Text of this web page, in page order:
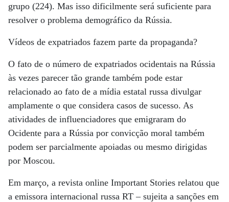
grupo (224). Mas isso dificilmente será suficiente para
resolver o problema demográfico da Rússia.
Vídeos de expatriados fazem parte da propaganda?
O fato de o número de expatriados ocidentais na Rússia
às vezes parecer tão grande também pode estar
relacionado ao fato de a mídia estatal russa divulgar
amplamente o que considera casos de sucesso. As
atividades de influenciadores que emigraram do
Ocidente para a Rússia por convicção moral também
podem ser parcialmente apoiadas ou mesmo dirigidas
por Moscou.
Em março, a revista online Important Stories relatou que
a emissora internacional russa RT – sujeita a sanções em